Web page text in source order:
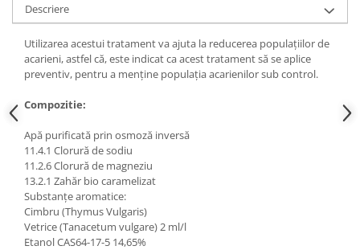
Accesorii gard electric
Araci/ Suporti plante
Candele / Rezerve / Lumanari
Carabine/ carlige
Diverse casa si gradina
Diverse depozitare
Echipament protectie gradina
Fir/Ata de legat
Foarfeci
Descriere
Utilizarea acestui tratament va ajuta la reducerea populațiilor de
acarieni, astfel că, este indicat ca acest tratament să se aplice
preventiv, pentru a menține populația acarienilor sub control.
Compozitie:
Apă purificată prin osmoză inversă
11.4.1 Clorură de sodiu
11.2.6 Clorură de magneziu
13.2.1 Zahăr bio caramelizat
Substanțe aromatice:
Cimbru (Thymus Vulgaris)
Vetrice (Tanacetum vulgare) 2 ml/l
Etanol CAS64-17-5 14,65%